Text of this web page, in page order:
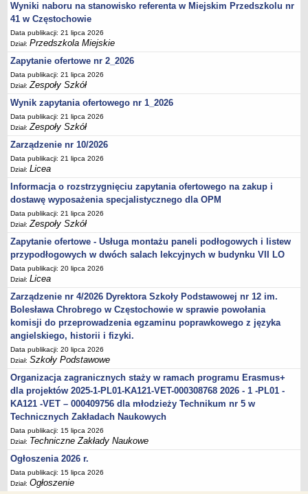
Wyniki naboru na stanowisko referenta w Miejskim Przedszkolu nr
41 w Częstochowie
Data publikacji: 21 lipca 2026
Dział:Przedszkola Miejskie
Zapytanie ofertowe nr 2_2026
Data publikacji: 21 lipca 2026
Dział:Zespoły Szkół
Wynik zapytania ofertowego nr 1_2026
Data publikacji: 21 lipca 2026
Dział:Zespoły Szkół
Zarządzenie nr 10/2026
Data publikacji: 21 lipca 2026
Dział:Licea
Informacja o rozstrzygnięciu zapytania ofertowego na zakup i
dostawę wyposażenia specjalistycznego dla OPM
Data publikacji: 21 lipca 2026
Dział:Zespoły Szkół
Zapytanie ofertowe - Usługa montażu paneli podłogowych i listew
przypodłogowych w dwóch salach lekcyjnych w budynku VII LO
Data publikacji: 20 lipca 2026
Dział:Licea
Zarządzenie nr 4/2026 Dyrektora Szkoły Podstawowej nr 12 im.
Bolesława Chrobrego w Częstochowie w sprawie powołania
komisji do przeprowadzenia egzaminu poprawkowego z języka
angielskiego, historii i fizyki.
Data publikacji: 20 lipca 2026
Dział:Szkoły Podstawowe
Organizacja zagranicznych staży w ramach programu Erasmus+
dla projektów 2025-1-PL01-KA121-VET-000308768 2026 - 1 -PL01 -
KA121 -VET – 000409756 dla młodzieży Technikum nr 5 w
Technicznych Zakładach Naukowych
Data publikacji: 15 lipca 2026
Dział: Techniczne Zakłady Naukowe
Ogłoszenia 2026 r.
Data publikacji: 15 lipca 2026
Dział:Ogłoszenie